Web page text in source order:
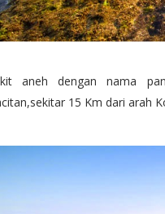
aneh dengan nama
15 Km dari arah